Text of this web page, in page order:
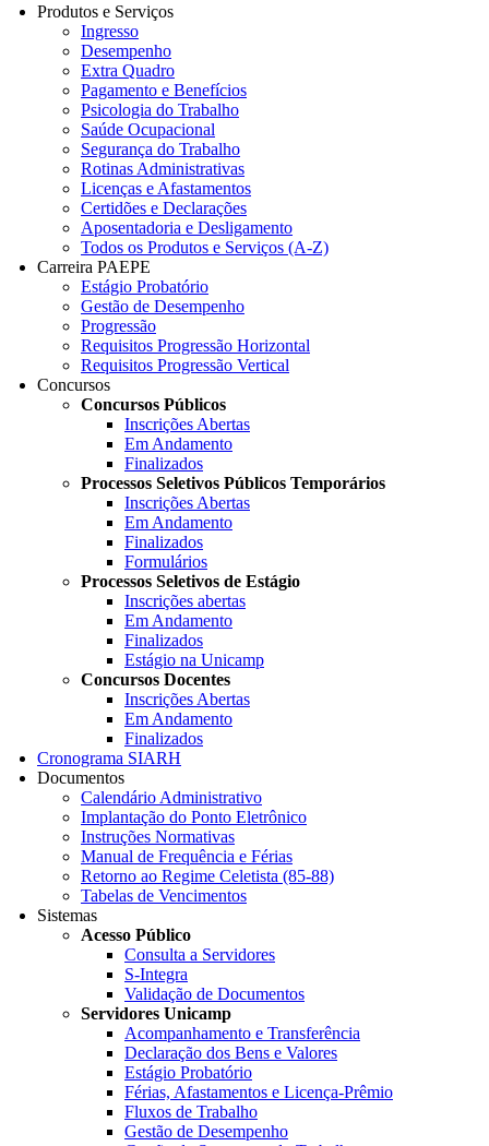
Produtos e Serviços
Ingresso
Desempenho
Extra Quadro
Pagamento e Benefícios
Psicologia do Trabalho
Saúde Ocupacional
Segurança do Trabalho
Rotinas Administrativas
Licenças e Afastamentos
Certidões e Declarações
Aposentadoria e Desligamento
Todos os Produtos e Serviços (A-Z)
Carreira PAEPE
Estágio Probatório
Gestão de Desempenho
Progressão
Requisitos Progressão Horizontal
Requisitos Progressão Vertical
Concursos
Concursos Públicos
Inscrições Abertas
Em Andamento
Finalizados
Processos Seletivos Públicos Temporários
Inscrições Abertas
Em Andamento
Finalizados
Formulários
Processos Seletivos de Estágio
Inscrições abertas
Em Andamento
Finalizados
Estágio na Unicamp
Concursos Docentes
Inscrições Abertas
Em Andamento
Finalizados
Cronograma SIARH
Documentos
Calendário Administrativo
Implantação do Ponto Eletrônico
Instruções Normativas
Manual de Frequência e Férias
Retorno ao Regime Celetista (85-88)
Tabelas de Vencimentos
Sistemas
Acesso Público
Consulta a Servidores
S-Integra
Validação de Documentos
Servidores Unicamp
Acompanhamento e Transferência
Declaração dos Bens e Valores
Estágio Probatório
Férias, Afastamentos e Licença-Prêmio
Fluxos de Trabalho
Gestão de Desempenho